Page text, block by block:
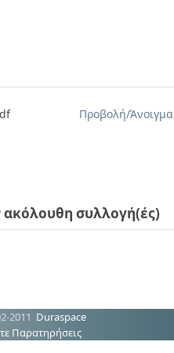
Προβολή/Άνοιγμα
ακόλουθη συλλογή(ές)
2011 Duraspace
Παρατηρήσεις